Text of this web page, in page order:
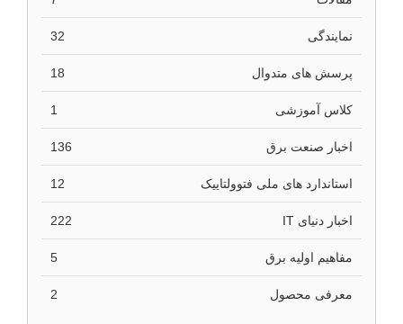
نمایندگی 32
پرسش های متدوال 18
کلاس آموزشی 1
اخبار صنعت برق 136
استاندارد های ملی فتوولتاییک 12
اخبار دنیای IT 222
مفاهیم اولیه برق 5
معرفی محصول 2